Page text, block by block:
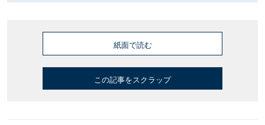
紙面で読む
この記事をスクラップ